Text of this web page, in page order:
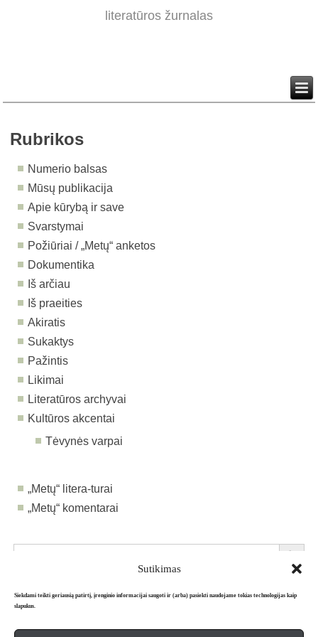
Sutikimas
Siekdami teikti geriausią patirtį, įrenginio informacijai saugoti ir (arba) pasiekti naudojame tokias technologijas kaip
slapukus.
literatūros žurnalas
Rubrikos
Numerio balsas
Mūsų publikacija
Apie kūrybą ir save
Svarstymai
Požiūriai / „Metų“ anketos
Dokumentika
Iš arčiau
Iš praeities
Akiratis
Sukaktys
Pažintis
Likimai
Literatūros archyvai
Kultūros akcentai
Tėvynės varpai
„Metų“ litera-turai
„Metų“ komentarai
Search
Search Button